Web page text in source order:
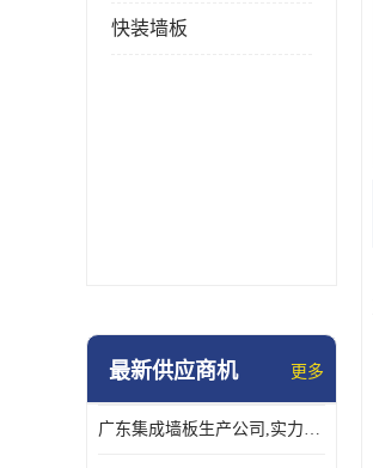
快装墙板
最新供应商机 更多
广东集成墙板生产公司,实力厂家-配送+设计+安装-没中间商